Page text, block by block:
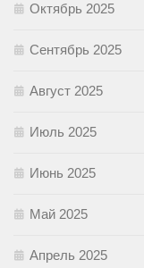
Октябрь 2025
Сентябрь 2025
Август 2025
Июль 2025
Июнь 2025
Май 2025
Апрель 2025